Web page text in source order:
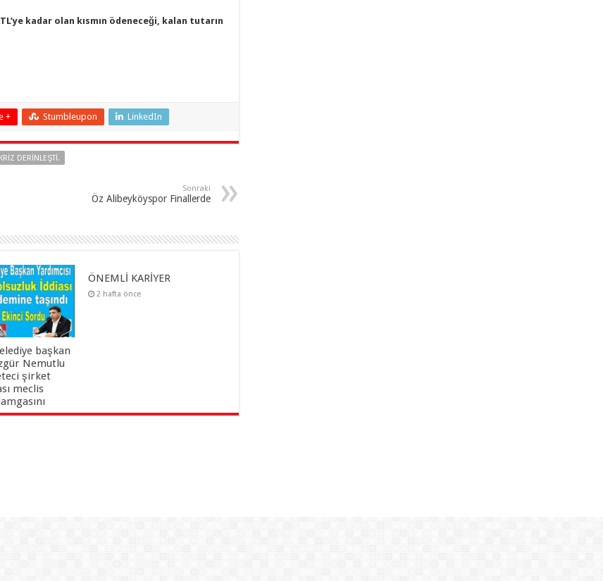
kadar olan kısmın ödeneceği, kalan tutarın
+ Stumbleupon LinkedIn
DERINLEŞTI.
Sonraki
Öz Alibeyköyspor Finallerde
başkan
Nemutlu
şirket
meclis
ÖNEMLİ KARİYER
2 hafta önce